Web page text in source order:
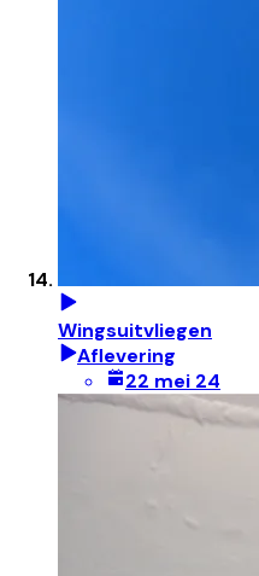
Wingsuitvliegen
Aflevering
22 mei 24